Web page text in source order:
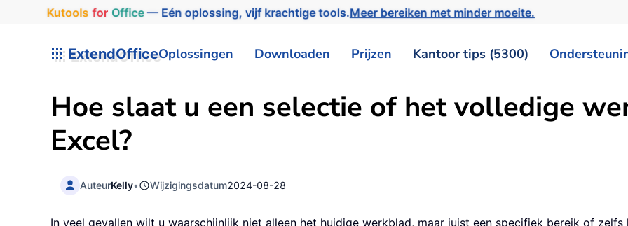
Kutools for Office— Eén oplossing, vijf krachtige tools.Meer bereiken met minder moeite.
ExtendOfficeOplossingen Downloaden Prijzen Kantoor tips (5300)
Hoe slaat u een selectie of het volledige
Excel?
AuteurKelly• Wijzigingsdatum2024-08-28
In veel gevallen wilt u waarschijnlijk niet alleen het huidige werkblad, maar juist een specifiek bereik of